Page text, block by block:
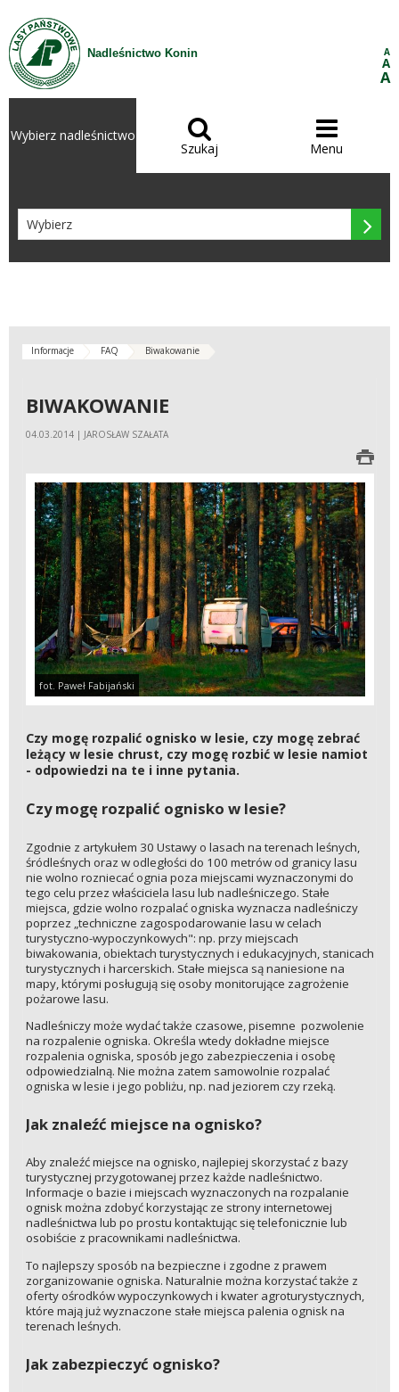
Przejdź do treści
Nadleśnictwo Konin A
A
A
Wybierz nadleśnictwo 
Szukaj

Menu

Informacje FAQ Biwakowanie
BIWAKOWANIE
04.03.2014 | JAROSŁAW SZAŁATA
fot. Paweł Fabijański
Czy mogę rozpalić ognisko w lesie, czy mogę zebrać
leżący w lesie chrust, czy mogę rozbić w lesie namiot
- odpowiedzi na te i inne pytania.
Czy mogę rozpalić ognisko w lesie?
Zgodnie z artykułem 30 Ustawy o lasach na terenach leśnych,
śródleśnych oraz w odległości do 100 metrów od granicy lasu
nie wolno rozniecać ognia poza miejscami wyznaczonymi do
tego celu przez właściciela lasu lub nadleśniczego. Stałe
miejsca, gdzie wolno rozpalać ogniska wyznacza nadleśniczy
poprzez „techniczne zagospodarowanie lasu w celach
turystyczno-wypoczynkowych": np. przy miejscach
biwakowania, obiektach turystycznych i edukacyjnych, stanicach
turystycznych i harcerskich. Stałe miejsca są naniesione na
mapy, którymi posługują się osoby monitorujące zagrożenie
pożarowe lasu.
Nadleśniczy może wydać także czasowe, pisemne pozwolenie
na rozpalenie ogniska. Określa wtedy dokładne miejsce
rozpalenia ogniska, sposób jego zabezpieczenia i osobę
odpowiedzialną. Nie można zatem samowolnie rozpalać
ogniska w lesie i jego pobliżu, np. nad jeziorem czy rzeką.
Jak znaleźć miejsce na ognisko?
Aby znaleźć miejsce na ognisko, najlepiej skorzystać z bazy
turystycznej przygotowanej przez każde nadleśnictwo.
Informacje o bazie i miejscach wyznaczonych na rozpalanie
ognisk można zdobyć korzystając ze strony internetowej
nadleśnictwa lub po prostu kontaktując się telefonicznie lub
osobiście z pracownikami nadleśnictwa.
To najlepszy sposób na bezpieczne i zgodne z prawem
zorganizowanie ogniska. Naturalnie można korzystać także z
oferty ośrodków wypoczynkowych i kwater agroturystycznych,
które mają już wyznaczone stałe miejsca palenia ognisk na
terenach leśnych.
Jak zabezpieczyć ognisko?